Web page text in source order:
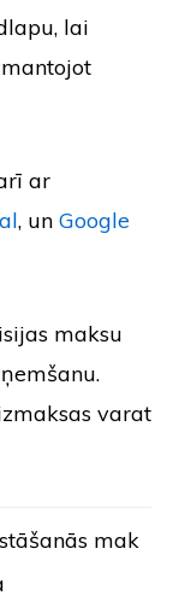
lai
ar
, unGoogle
maksu
varat
mak